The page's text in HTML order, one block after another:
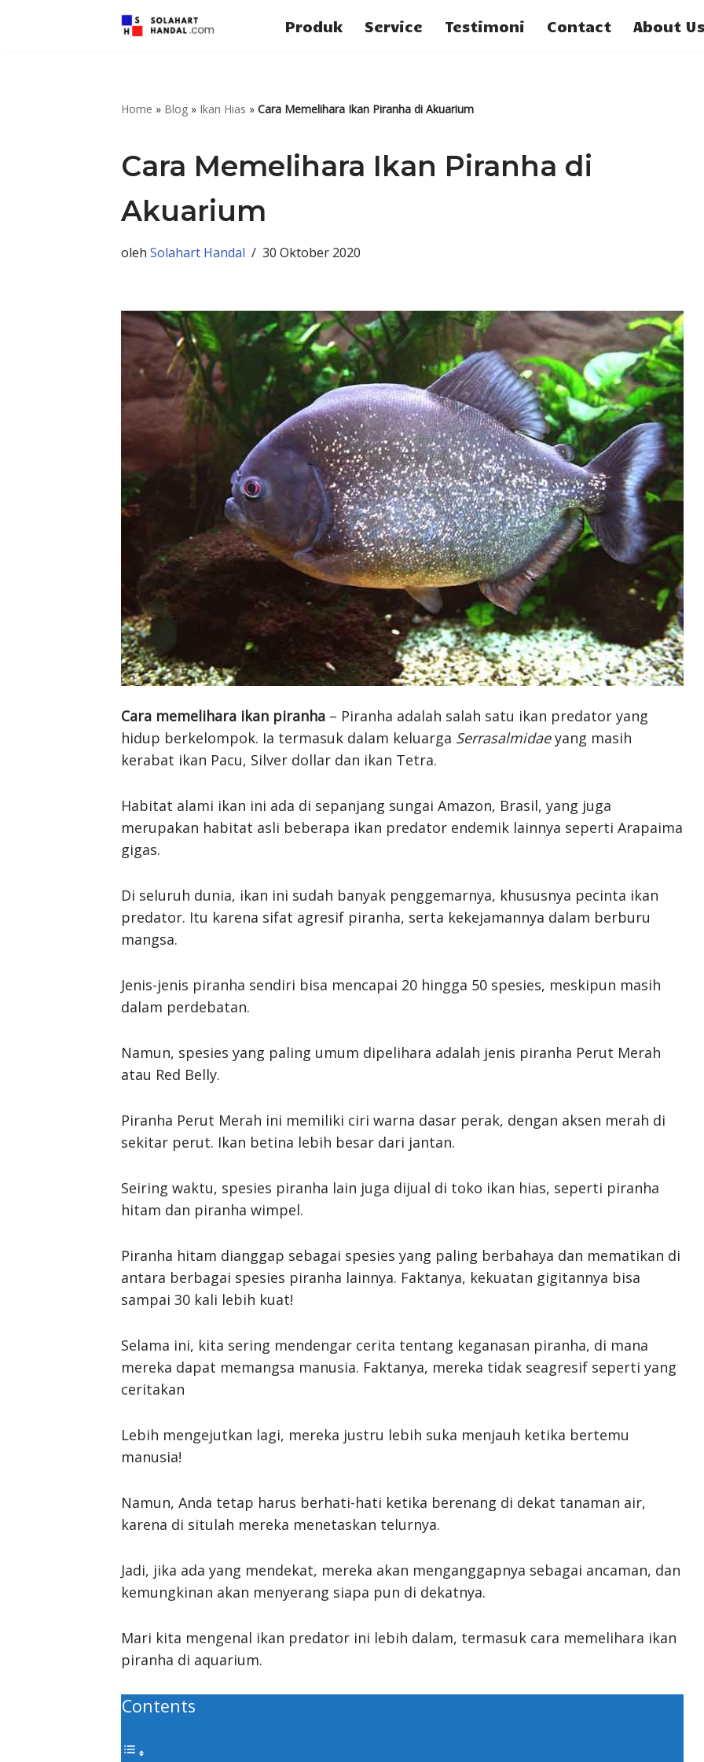
Produk Service Testimoni Contact About Us
Home » Blog » Ikan Hias » Cara Memelihara Ikan Piranha di Akuarium
Cara Memelihara Ikan Piranha di
Akuarium
oleh Solahart Handal 30 Oktober 2020
Cara memelihara ikan piranha – Piranha adalah salah satu ikan predator yang
hidup berkelompok. Ia termasuk dalam keluarga Serrasalmidaeyang masih
kerabat ikan Pacu, Silver dollar dan ikan Tetra.
Habitat alami ikan ini ada di sepanjang sungai Amazon, Brasil, yang juga
merupakan habitat asli beberapa ikan predator endemik lainnya seperti Arapaima
gigas.
Di seluruh dunia, ikan ini sudah banyak penggemarnya, khususnya pecinta ikan
predator. Itu karena sifat agresif piranha, serta kekejamannya dalam berburu
mangsa.
Jenis-jenis piranha sendiri bisa mencapai 20 hingga 50 spesies, meskipun masih
dalam perdebatan.
Namun, spesies yang paling umum dipelihara adalah jenis piranha Perut Merah
atau Red Belly.
Piranha Perut Merah ini memiliki ciri warna dasar perak, dengan aksen merah di
sekitar perut. Ikan betina lebih besar dari jantan.
Seiring waktu, spesies piranha lain juga dijual di toko ikan hias, seperti piranha
hitam dan piranha wimpel.
Piranha hitam dianggap sebagai spesies yang paling berbahaya dan mematikan di
antara berbagai spesies piranha lainnya. Faktanya, kekuatan gigitannya bisa
sampai 30 kali lebih kuat!
Selama ini, kita sering mendengar cerita tentang keganasan piranha, di mana
mereka dapat memangsa manusia. Faktanya, mereka tidak seagresif seperti yang
ceritakan
Lebih mengejutkan lagi, mereka justru lebih suka menjauh ketika bertemu
manusia!
Namun, Anda tetap harus berhati-hati ketika berenang di dekat tanaman air,
karena di situlah mereka menetaskan telurnya.
Jadi, jika ada yang mendekat, mereka akan menganggapnya sebagai ancaman, dan
kemungkinan akan menyerang siapa pun di dekatnya.
Mari kita mengenal ikan predator ini lebih dalam, termasuk cara memelihara ikan
piranha di aquarium.
Contents